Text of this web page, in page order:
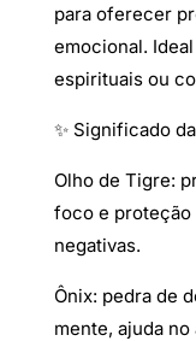
para oferecer
emocional.
espirituais ou
✨ Significado
Olho de Tigre:
foco e proteção
negativas.
Ônix: pedra de
mente, ajuda